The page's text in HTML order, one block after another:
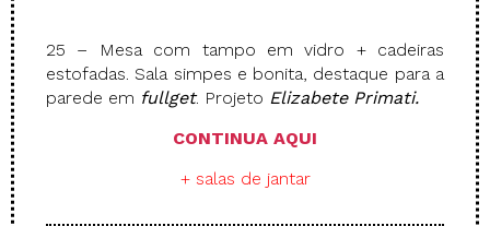
25 – Mesa com tampo em vidro + cadeiras
estofadas. Sala simpes e bonita, destaque para a
parede em fullget. Projeto Elizabete Primati.
CONTINUA AQUI
+ salas de jantar